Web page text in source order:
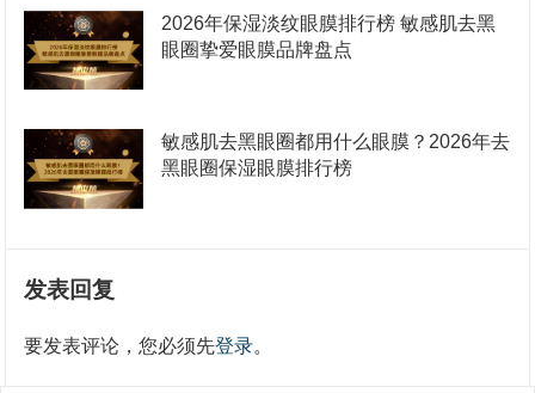
2026年保湿淡纹眼膜排行榜 敏感肌去黑
眼圈挚爱眼膜品牌盘点
敏感肌去黑眼圈都用什么眼膜？2026年去
黑眼圈保湿眼膜排行榜
发表回复
要发表评论，您必须先登录。